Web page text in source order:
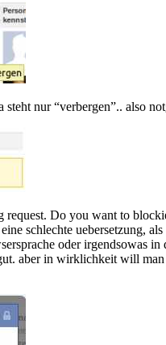
nur “verbergen”.. also
Do you want to
schlechte uebersetzung,
oder irgendsowas
aber in wirklichkeit will